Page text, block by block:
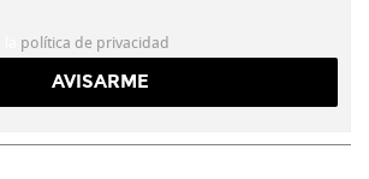
política de privacidad